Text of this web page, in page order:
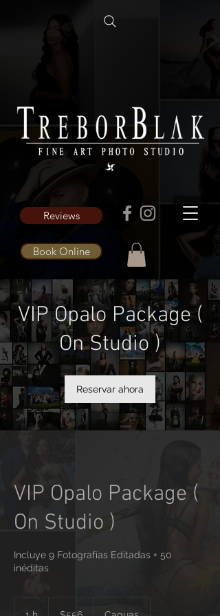
Reviews
Book Online
VIP Opalo Package (
On Studio )
Reservar ahora
VIP Opalo Package (
On Studio )
Incluye 9 Fotografías Editadas + 50
inéditas
dólares